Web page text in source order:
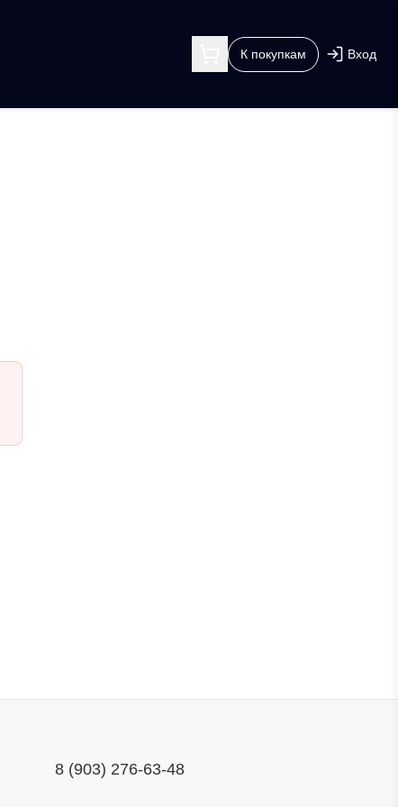
К покупкам Вход
8 (903) 276-63-48